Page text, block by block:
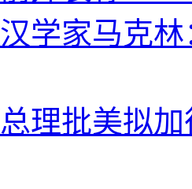
汉学家马克
总理批美拟